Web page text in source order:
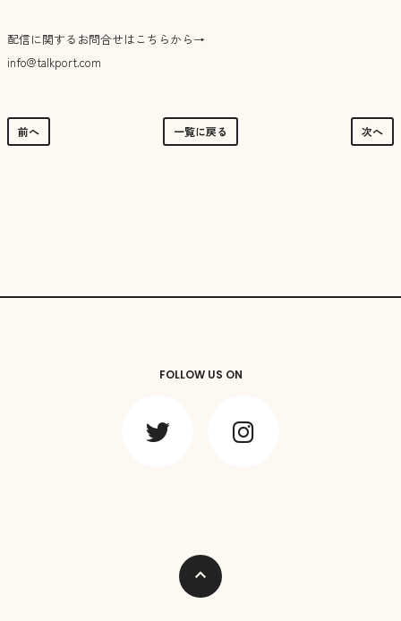
配信に関するお問合せはこちらから→
info@talkport.com
前へ 一覧に戻る 次へ
FOLLOW US ON
expand_less